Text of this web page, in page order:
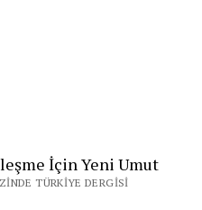
İçin Yeni Umut
TÜRKIYE DERGISI